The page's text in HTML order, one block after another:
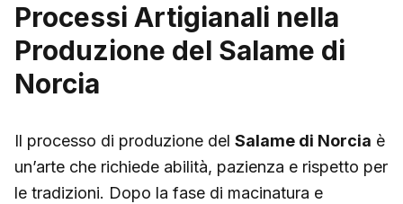
Processi Artigianali nella
Produzione del Salame di
Norcia
Il processo di produzione del Salame di Norcia è
un’arte che richiede abilità, pazienza e rispetto per
le tradizioni. Dopo la fase di macinatura e